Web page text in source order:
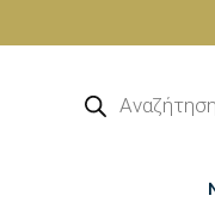
προϊόντων